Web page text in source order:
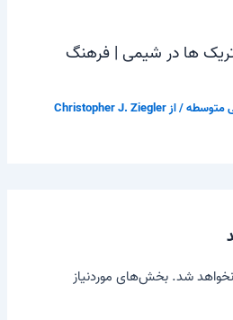
ها در شیمی | فرهنگ
متوسطه/ ازChristopher J. Ziegler
شد. بخش‌های موردنیاز